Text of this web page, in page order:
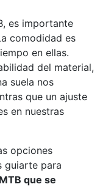
es importante
comodidad es
en ellas.
del material,
suela nos
que un ajuste
en nuestras
opciones
guiarte para
que se